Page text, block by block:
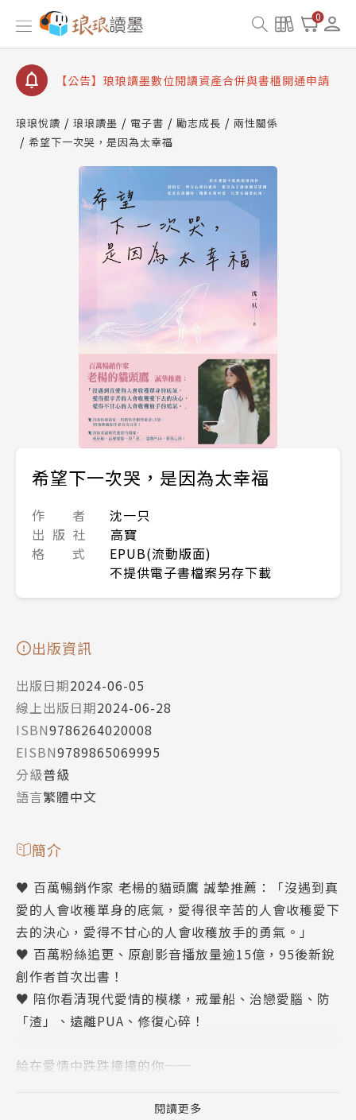
0
【公告】因 Readmoo 讀墨系統維護中，本站同步暫
停部分閱讀服務
【公告】琅琅讀墨數位閱讀資產合併與書櫃開通申請
【公告】琅琅讀墨書櫃開通常見問題
請圖文教學
【公告】琅琅書店服務升級重要說明及資產合併結果
查詢
【公告】因 Readmoo 讀墨系統維護中，本站同步暫
琅琅悅讀 琅琅讀墨 電子書 勵志成長
兩性關係
希望下一次哭，是因為太幸福
希望下一次哭，是因為太幸福
作 者
沈一只
出 版 社
高寶
格 式
EPUB(流動版面)
不提供電子書檔案另存下載
出版資訊
出版日期2024-06-05
線上出版日期2024-06-28
ISBN9786264020008
EISBN9789865069995
分級普級
語言繁體中文
簡介
♥ 百萬暢銷作家 老楊的貓頭鷹 誠摯推薦：「沒遇到真
愛的人會收穫單身的底氣，愛得很辛苦的人會收穫愛下
去的決心，愛得不甘心的人會收穫放手的勇氣。」
♥ 百萬粉絲追更、原創影音播放量逾15億，95後新銳
創作者首次出書！
♥ 陪你看清現代愛情的模樣，戒暈船、治戀愛腦、防
「渣」、遠離PUA、修復心碎！
給在愛情中跌跌撞撞的你──
你的獨特，懂得你的可愛，只對你偏愛的他。
閱讀更多